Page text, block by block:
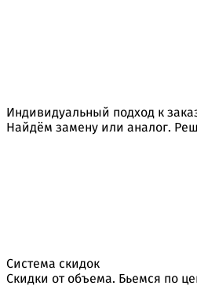
Индивидуальный подход к
Найдём замену или аналог.
Система скидок
Скидки от объема. Бьемся по